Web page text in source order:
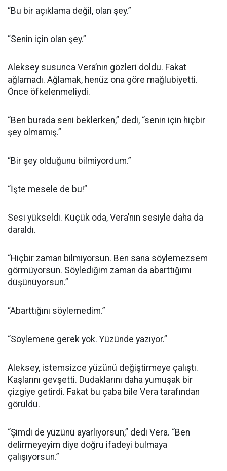
“Bu bir açıklama değil, olan şey.”
“Senin için olan şey.”
Aleksey susunca Vera’nın gözleri doldu. Fakat
ağlamadı. Ağlamak, henüz ona göre mağlubiyetti.
Önce öfkelenmeliydi.
“Ben burada seni beklerken,” dedi, “senin için hiçbir
şey olmamış.”
“Bir şey olduğunu bilmiyordum.”
“İşte mesele de bu!”
Sesi yükseldi. Küçük oda, Vera’nın sesiyle daha da
daraldı.
“Hiçbir zaman bilmiyorsun. Ben sana söylemezsem
görmüyorsun. Söylediğim zaman da abarttığımı
düşünüyorsun.”
“Abarttığını söylemedim.”
“Söylemene gerek yok. Yüzünde yazıyor.”
Aleksey, istemsizce yüzünü değiştirmeye çalıştı.
Kaşlarını gevşetti. Dudaklarını daha yumuşak bir
çizgiye getirdi. Fakat bu çaba bile Vera tarafından
görüldü.
“Şimdi de yüzünü ayarlıyorsun,” dedi Vera. “Ben
delirmeyeyim diye doğru ifadeyi bulmaya
çalışıyorsun.”